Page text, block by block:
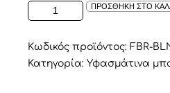
ΥΦΑΣΜΑΤΙΝΑ
ΜΠΑΛΟΝΙΑ
ποσότητα
ΠΡΟΣΘΗΚΗ ΣΤΟ
Κωδικός προϊόντος: FBR-
Κατηγορία: Υφασμάτινα